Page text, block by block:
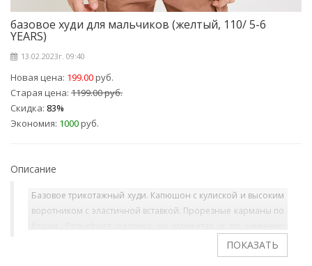
базовое худи для мальчиков (желтый, 110/ 5-6
YEARS)
13.02.2023г. 09:40
Новая цена: 199.00руб.
Старая цена: 1199.00 руб.
Скидка: 83%
Экономия: 1000руб.
Описание
Базовое трикотажный худи. Капюшон с кулиской и высоким
воротником с эластичной вставкой. Прорезные карманы по